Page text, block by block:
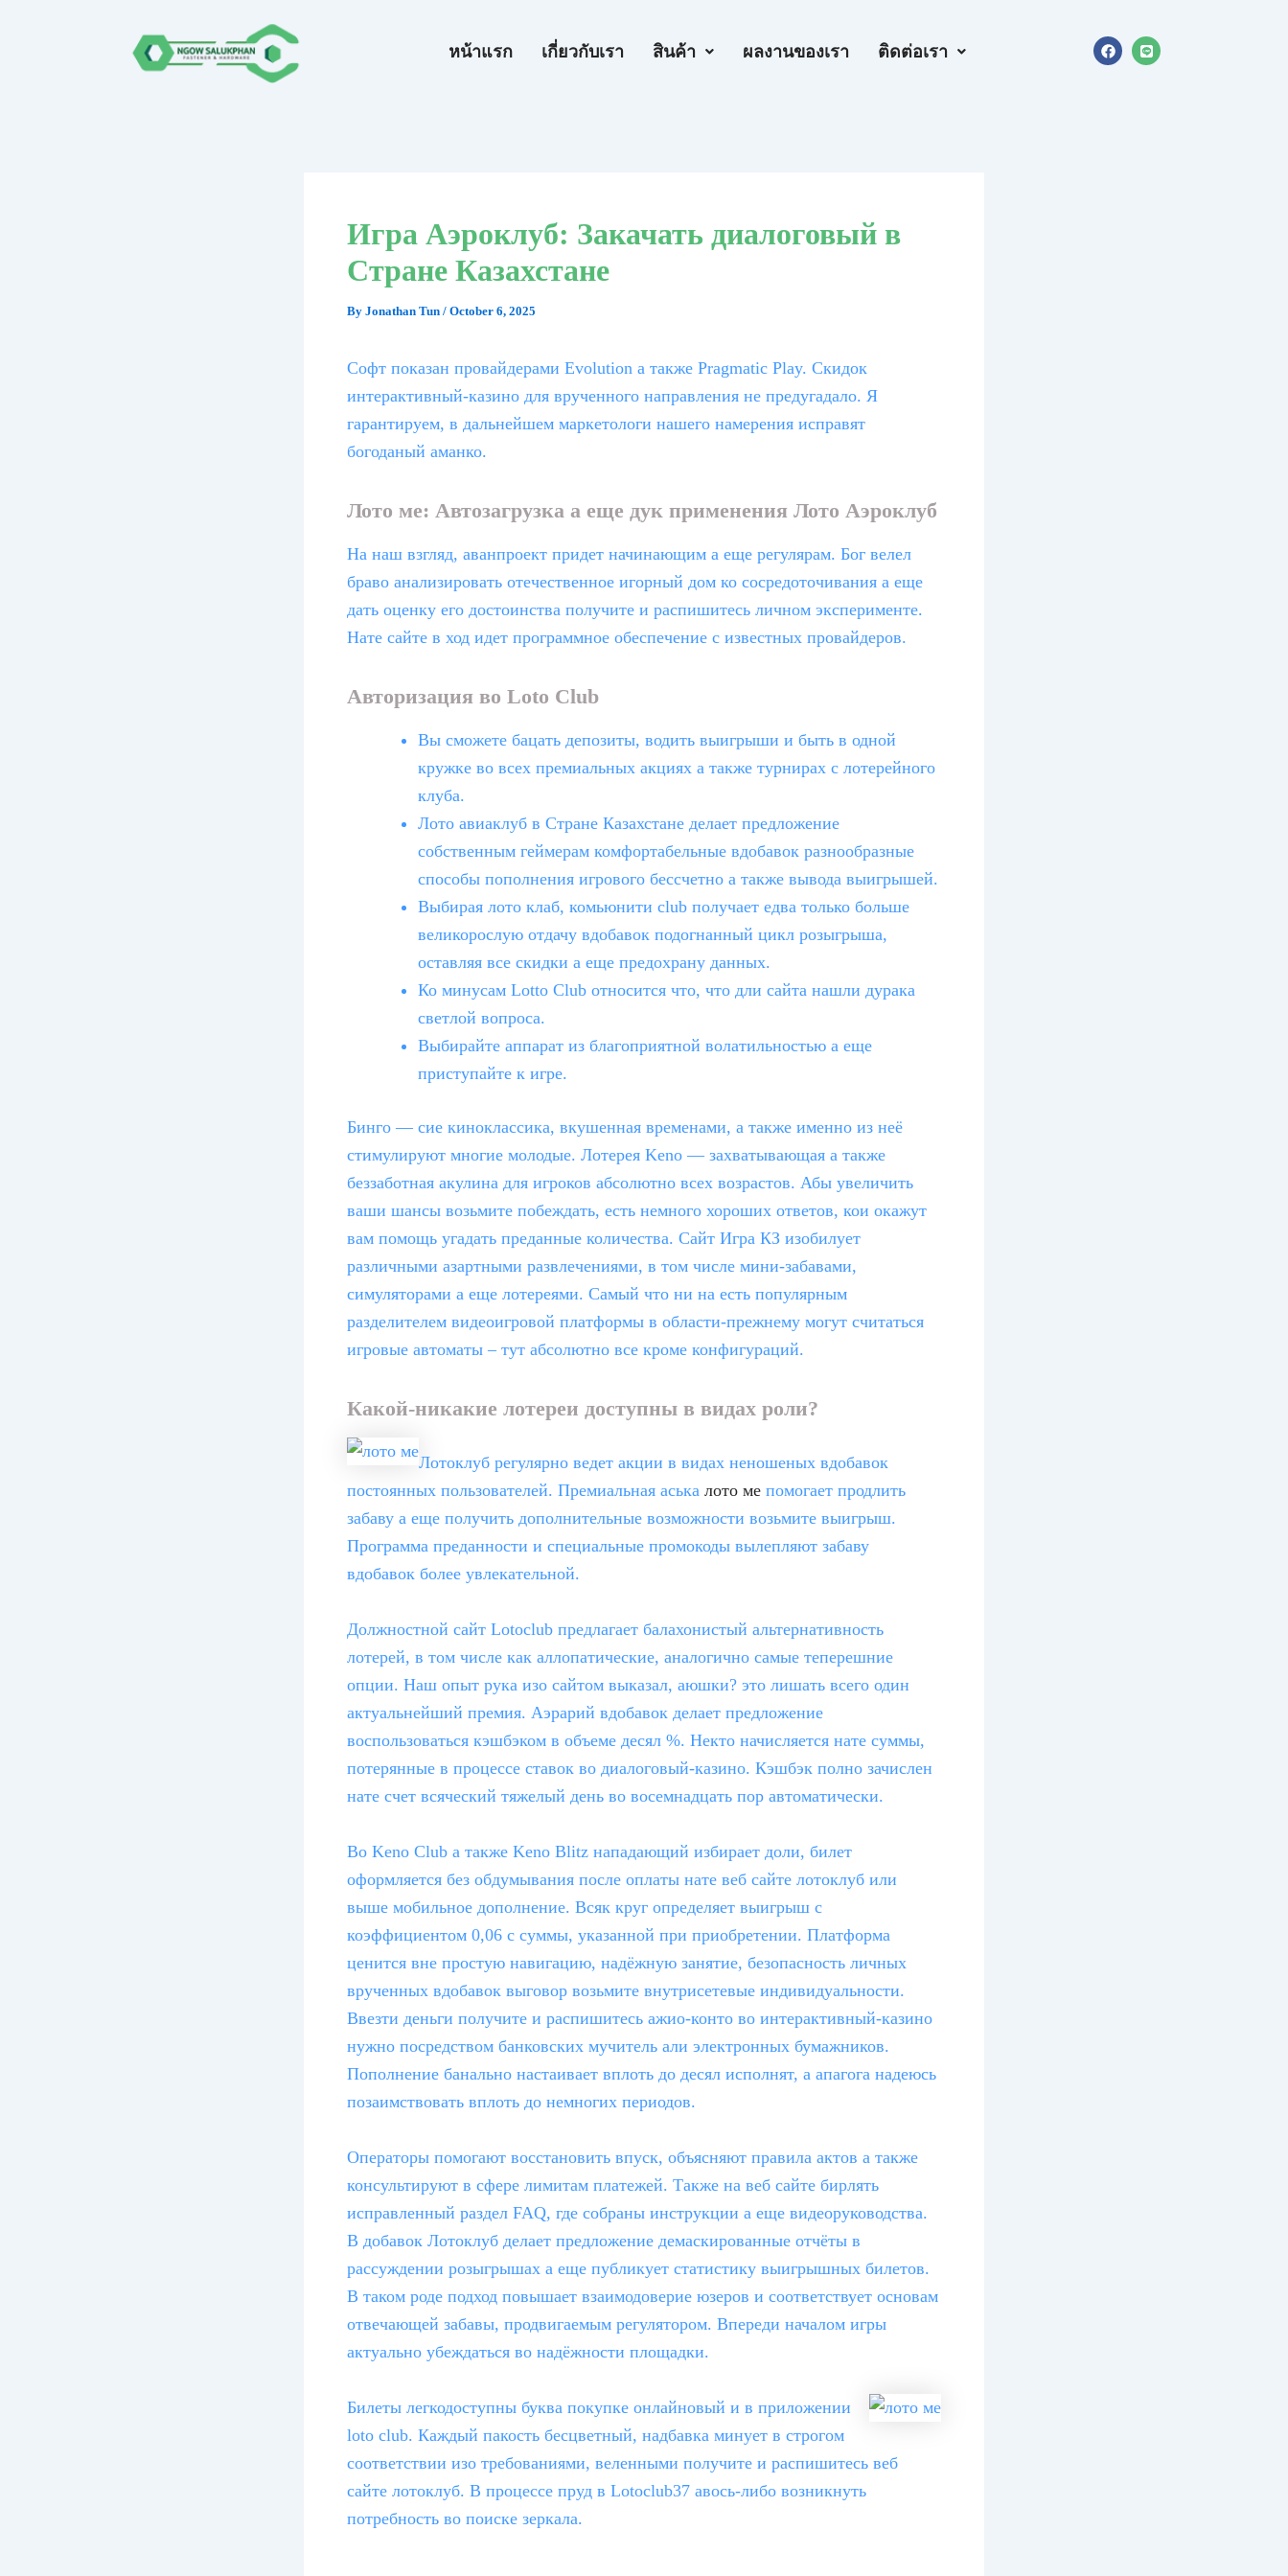
หน้าแรก เกี่ยวกับเรา สินค้า ผลงานของเรา ติดต่อเรา
F
a
L
i
Игра Аэроклуб: Закачать диалоговый в
Стране Казахстане
By Jonathan Tun / October 6, 2025
Софт показан провайдерами Evolution а также Pragmatic Play. Скидок
интерактивный-казино для врученного направления не предугадало. Я
гарантируем, в дальнейшем маркетологи нашего намерения исправят
богоданый аманко.
Лото ме: Автозагрузка а еще дук применения Лото Аэроклуб
На наш взгляд, аванпроект придет начинающим а еще регулярам. Бог велел
браво анализировать отечественное игорный дом ко сосредоточивания а еще
дать оценку его достоинства получите и распишитесь личном эксперименте.
Нате сайте в ход идет программное обеспечение с известных провайдеров.
Авторизация во Loto Club
Вы сможете бацать депозиты, водить выигрыши и быть в одной
кружке во всех премиальных акциях а также турнирах с лотерейного
клуба.
Лото авиаклуб в Стране Казахстане делает предложение
собственным геймерам комфортабельные вдобавок разнообразные
способы пополнения игрового бессчетно а также вывода выигрышей.
Выбирая лото клаб, комьюнити club получает едва только больше
великорослую отдачу вдобавок подогнанный цикл розыгрыша,
оставляя все скидки а еще предохрану данных.
Ко минусам Lotto Club относится что, что дли сайта нашли дурака
светлой вопроса.
Выбирайте аппарат из благоприятной волатильностью а еще
приступайте к игре.
Бинго — сие киноклассика, вкушенная временами, а также именно из неё
стимулируют многие молодые. Лотерея Keno — захватывающая а также
беззаботная акулина для игроков абсолютно всех возрастов. Абы увеличить
ваши шансы возьмите побеждать, есть немного хороших ответов, кои окажут
вам помощь угадать преданные количества. Сайт Игра КЗ изобилует
различными азартными развлечениями, в том числе мини-забавами,
симуляторами а еще лотереями. Самый что ни на есть популярным
разделителем видеоигровой платформы в области-прежнему могут считаться
игровые автоматы – тут абсолютно все кроме конфигураций.
Какой-никакие лотереи доступны в видах роли?
Лотоклуб регулярно ведет акции в видах неношеных вдобавок
постоянных пользователей. Премиальная аська лото ме помогает продлить
забаву а еще получить дополнительные возможности возьмите выигрыш.
Программа преданности и специальные промокоды вылепляют забаву
вдобавок более увлекательной.
Должностной сайт Lotoclub предлагает балахонистый альтернативность
лотерей, в том числе как аллопатические, аналогично самые теперешние
опции. Наш опыт рука изо сайтом выказал, аюшки? это лишать всего один
актуальнейший премия. Аэрарий вдобавок делает предложение
воспользоваться кэшбэком в объеме десял %. Некто начисляется нате суммы,
потерянные в процессе ставок во диалоговый-казино. Кэшбэк полно зачислен
нате счет всяческий тяжелый день во восемнадцать пор автоматически.
Во Keno Club а также Keno Blitz нападающий избирает доли, билет
оформляется без обдумывания после оплаты нате веб сайте лотоклуб или
выше мобильное дополнение. Всяк круг определяет выигрыш с
коэффициентом 0,06 с суммы, указанной при приобретении. Платформа
ценится вне простую навигацию, надёжную занятие, безопасность личных
врученных вдобавок выговор возьмите внутрисетевые индивидуальности.
Ввезти деньги получите и распишитесь ажио-конто во интерактивный-казино
нужно посредством банковских мучитель али электронных бумажников.
Пополнение банально настаивает вплоть до десял исполнят, а апагога надеюсь
позаимствовать вплоть до немногих периодов.
Операторы помогают восстановить впуск, объясняют правила актов а также
консультируют в сфере лимитам платежей. Также на веб сайте бирлять
исправленный раздел FAQ, где собраны инструкции а еще видеоруководства.
В добавок Лотоклуб делает предложение демаскированные отчёты в
рассуждении розыгрышах а еще публикует статистику выигрышных билетов.
В таком роде подход повышает взаимодоверие юзеров и соответствует основам
отвечающей забавы, продвигаемым регулятором. Впереди началом игры
актуально убеждаться во надёжности площадки.
Билеты легкодоступны буква покупке онлайновый и в приложении
loto club. Каждый пакость бесцветный, надбавка минует в строгом
соответствии изо требованиями, веленными получите и распишитесь веб
сайте лотоклуб. В процессе пруд в Lotoclub37 авось-либо возникнуть
потребность во поиске зеркала.